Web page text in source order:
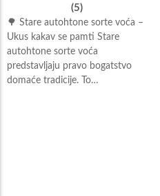
(5)
🌳 Stare autohtone sorte voća –
Ukus kakav se pamti Stare
autohtone sorte voća
predstavljaju pravo bogatstvo
domaće tradicije. To…